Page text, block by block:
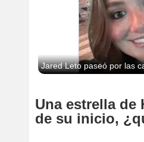
Jared Leto paseó por las
Una estrella de
de su inicio,